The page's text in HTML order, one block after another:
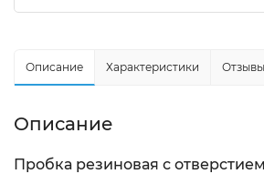
Описание Характеристики
Описание
Пробка резиновая с